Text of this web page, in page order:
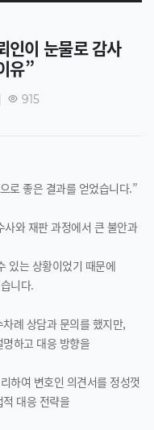
이 눈물로 감사
유”
| 915
로 좋은 결과를 얻었습니다.”
와 재판 과정에서 큰 불안과
있는 상황이었기 때문에
니다.
례 상담과 문의를 했지만,
하고 대응 방향을
하여 변호인 의견서를 정성껏
대응 전략을